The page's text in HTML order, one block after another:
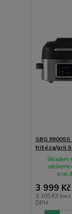
SBG
fritéza/gril
3 999 Kč
3 305 Kč bez
DPH
Skladem